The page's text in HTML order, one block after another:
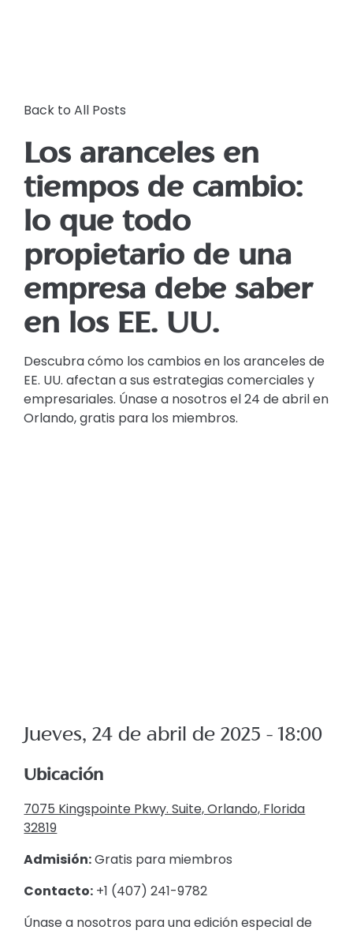
Back to All Posts
Los aranceles en
tiempos de cambio:
lo que todo
propietario de una
empresa debe saber
en los EE. UU.
Descubra cómo los cambios en los aranceles de
EE. UU. afectan a sus estrategias comerciales y
empresariales. Únase a nosotros el 24 de abril en
Orlando, gratis para los miembros.
Jueves, 24 de abril de 2025 - 18:00
Ubicación
7075 Kingspointe Pkwy. Suite, Orlando, Florida
32819
Admisión:Gratis para miembros
Contacto: +1 (407) 241-9782
Únase a nosotros para una edición especial de